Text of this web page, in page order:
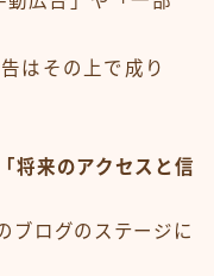
はその上で成り
将来のアクセスと信
ブログのステージに